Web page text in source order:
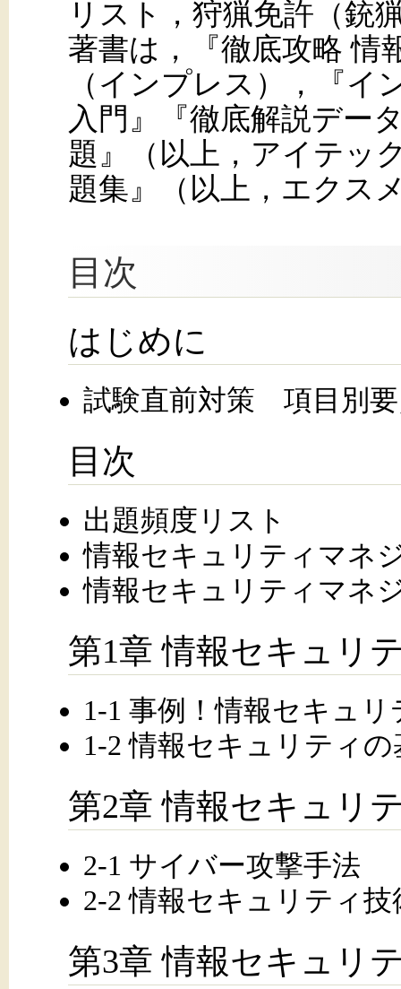
リスト，狩猟免許（銃
著書は，『徹底攻略 情
（インプレス），『
入門』『徹底解説デー
題』（以上，アイテッ
題集』（以上，エクス
目次
はじめに
試験直前対策 項目別
目次
出題頻度リスト
情報セキュリティマネ
情報セキュリティマネ
第1章 情報セキュリ
1-1 事例！情報セキュリ
1-2 情報セキュリティの
第2章 情報セキュリ
2-1 サイバー攻撃手法
2-2 情報セキュリティ技
第3章 情報セキュリ